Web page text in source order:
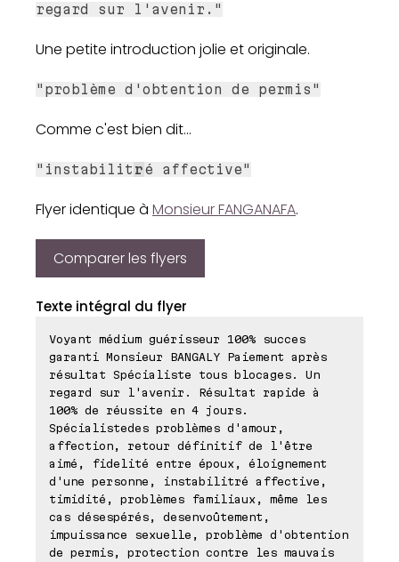
regard sur l'avenir."
Une petite introduction jolie et originale.
"problème d'obtention de permis"
Comme c'est bien dit...
"instabilit ré affective"
Flyer identique à Monsieur FANGANAFA.
Comparer les flyers
Texte intégral du flyer
Voyant médium guérisseur 100% succes
garanti Monsieur BANGALY Paiement après
résultat Spécialiste tous blocages. Un
regard sur l'avenir. Résultat rapide à
100% de réussite en 4 jours.
Spécialistedes problèmes d'amour,
affection, retour définitif de l'être
aimé, fidelité entre époux, éloignement
d'une personne, instabilitré affective,
timidité, problèmes familiaux, même les
cas désespérés, desenvoûtement,
impuissance sexuelle, problème d'obtention
de permis, protection contre les mauvais